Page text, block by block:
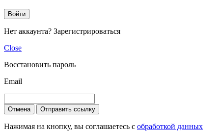
Войти
Нет аккаунта? Зарегистрироваться
Close
Восстановить пароль
Email
Отмена Отправить ссылку
Нажимая на кнопку, вы соглашаетесь с обработкой данных